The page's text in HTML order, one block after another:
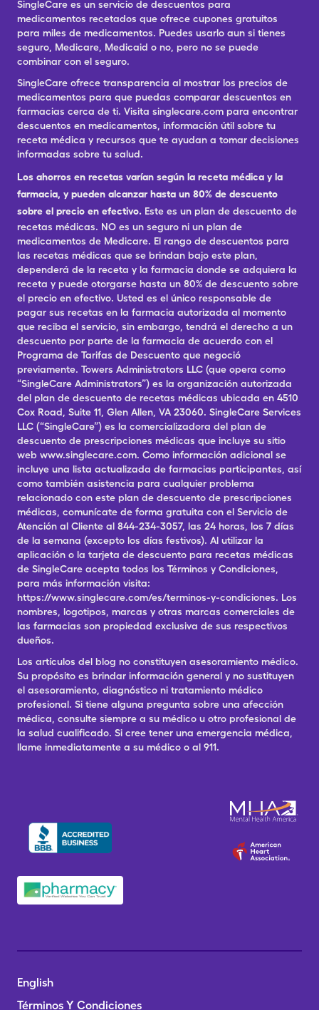
SingleCare es un servicio de descuentos para
medicamentos recetados que ofrece cupones gratuitos
para miles de medicamentos. Puedes usarlo aun si tienes
seguro, Medicare, Medicaid o no, pero no se puede
combinar con el seguro.
SingleCare ofrece transparencia al mostrar los precios de
medicamentos para que puedas comparar descuentos en
farmacias cerca de ti. Visita singlecare.com para encontrar
descuentos en medicamentos, información útil sobre tu
receta médica y recursos que te ayudan a tomar decisiones
informadas sobre tu salud.
Los ahorros en recetas varían según la receta médica y la
farmacia, y pueden alcanzar hasta un 80% de descuento
sobre el precio en efectivo. Este es un plan de descuento de
recetas médicas. NO es un seguro ni un plan de
medicamentos de Medicare. El rango de descuentos para
las recetas médicas que se brindan bajo este plan,
dependerá de la receta y la farmacia donde se adquiera la
receta y puede otorgarse hasta un 80% de descuento sobre
el precio en efectivo. Usted es el único responsable de
pagar sus recetas en la farmacia autorizada al momento
que reciba el servicio, sin embargo, tendrá el derecho a un
descuento por parte de la farmacia de acuerdo con el
Programa de Tarifas de Descuento que negoció
previamente. Towers Administrators LLC (que opera como
“SingleCare Administrators”) es la organización autorizada
del plan de descuento de recetas médicas ubicada en 4510
Cox Road, Suite 11, Glen Allen, VA 23060. SingleCare Services
LLC (“SingleCare”) es la comercializadora del plan de
descuento de prescripciones médicas que incluye su sitio
web www.singlecare.com. Como información adicional se
incluye una lista actualizada de farmacias participantes, así
como también asistencia para cualquier problema
relacionado con este plan de descuento de prescripciones
médicas, comunícate de forma gratuita con el Servicio de
Atención al Cliente al 844-234-3057, las 24 horas, los 7 días
de la semana (excepto los días festivos). Al utilizar la
aplicación o la tarjeta de descuento para recetas médicas
de SingleCare acepta todos los Términos y Condiciones,
para más información visita:
https://www.singlecare.com/es/terminos-y-condiciones. Los
nombres, logotipos, marcas y otras marcas comerciales de
las farmacias son propiedad exclusiva de sus respectivos
dueños.
Los artículos del blog no constituyen asesoramiento médico.
Su propósito es brindar información general y no sustituyen
el asesoramiento, diagnóstico ni tratamiento médico
profesional. Si tiene alguna pregunta sobre una afección
médica, consulte siempre a su médico u otro profesional de
la salud cualificado. Si cree tener una emergencia médica,
llame inmediatamente a su médico o al 911.
English
Términos Y Condiciones